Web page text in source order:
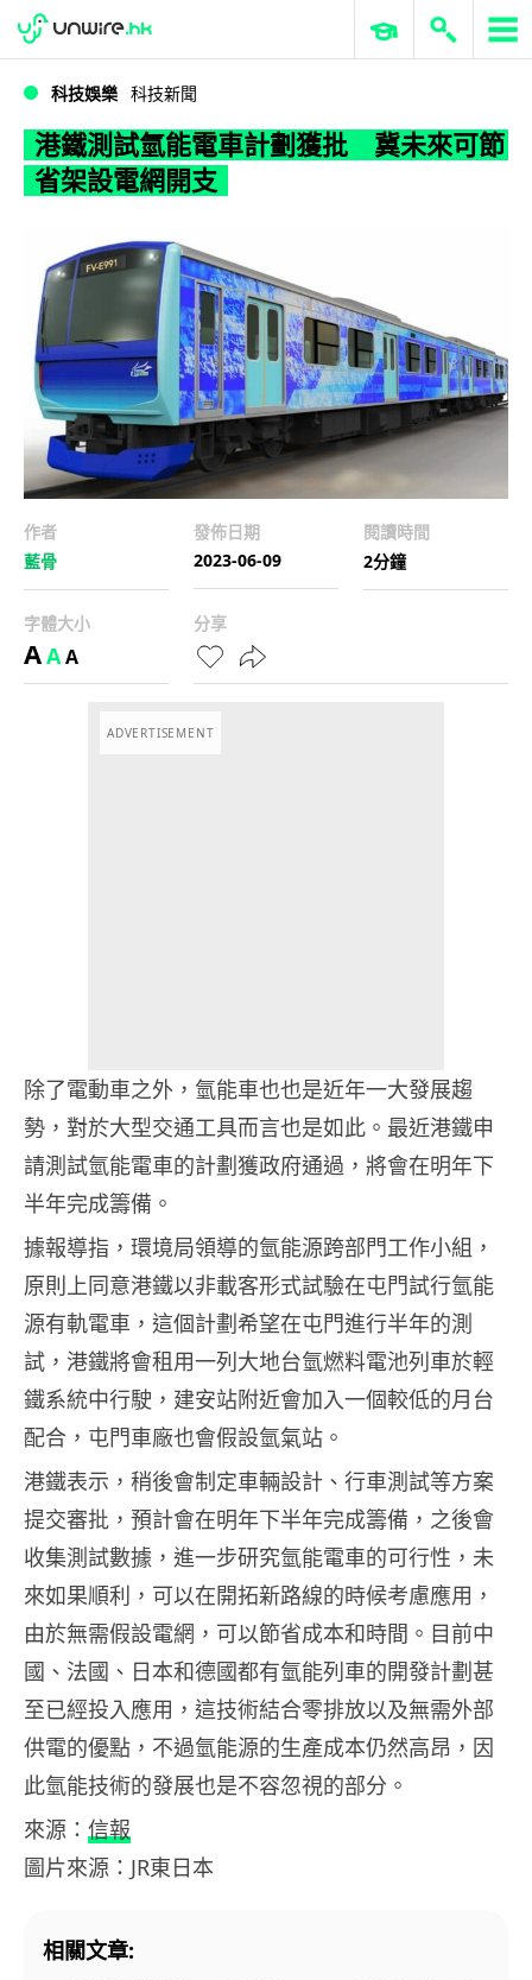
WWDC 2026 ERP 與商業 AI
科技娛樂 科技新聞
港鐵測試氫能電車計劃獲批 冀未來可節
省架設電網開支
作者
藍骨
發佈日期
2023-06-09
閱讀時間
2分鐘
字體大小
AAA
分享
ADVERTISEMENT
除了電動車之外，氫能車也也是近年一大發展趨
勢，對於大型交通工具而言也是如此。最近港鐵申
請測試氫能電車的計劃獲政府通過，將會在明年下
半年完成籌備。
據報導指，環境局領導的氫能源跨部門工作小組，
原則上同意港鐵以非載客形式試驗在屯門試行氫能
源有軌電車，這個計劃希望在屯門進行半年的測
試，港鐵將會租用一列大地台氫燃料電池列車於輕
鐵系統中行駛，建安站附近會加入一個較低的月台
配合，屯門車廠也會假設氫氣站。
港鐵表示，稍後會制定車輛設計、行車測試等方案
提交審批，預計會在明年下半年完成籌備，之後會
收集測試數據，進一步研究氫能電車的可行性，未
來如果順利，可以在開拓新路線的時候考慮應用，
由於無需假設電網，可以節省成本和時間。目前中
國、法國、日本和德國都有氫能列車的開發計劃甚
至已經投入應用，這技術結合零排放以及無需外部
供電的優點，不過氫能源的生產成本仍然高昂，因
此氫能技術的發展也是不容忽視的部分。
來源： 信報
圖片來源：JR東日本
相關文章: